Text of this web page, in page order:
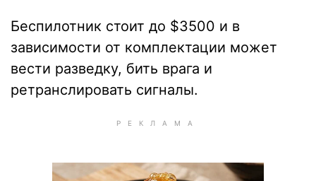
Беспилотник стоит до $3500 и в
зависимости от комплектации может
вести разведку, бить врага и
ретранслировать сигналы.